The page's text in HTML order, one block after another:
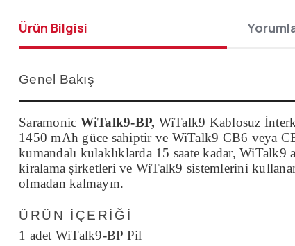
Ürün Bilgisi
Genel Bakış
Saramonic WiTalk9-BP, WiTalk9 Kablosuz
1450 mAh güce sahiptir ve WiTalk9 CB6 veya
kumandalı kulaklıklarda 15 saate kadar, WiTalk9
kiralama şirketleri ve WiTalk9 sistemlerini
olmadan kalmayın.
ÜRÜN İÇERIĞI
1 adet WiTalk9-BP Pil